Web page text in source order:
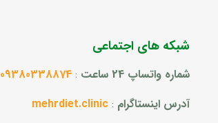
شبکه های اجتماعی
شماره واتساپ 24 ساعت :
09380338874
آدرس اینستاگرام :
mehrdiet.clinic